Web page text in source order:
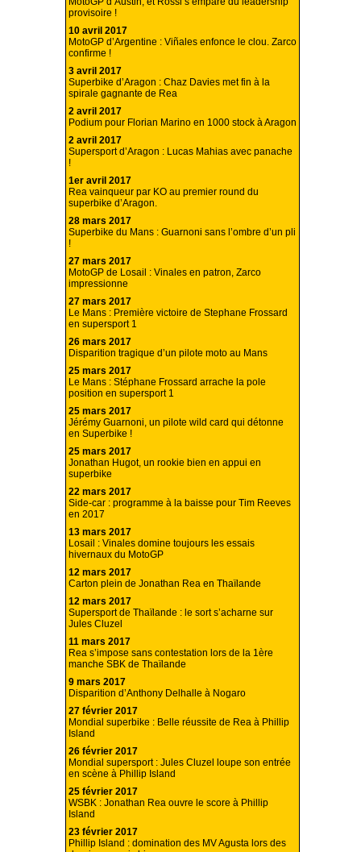
provisoire !
10 avril 2017
MotoGP d’Argentine : Viñales enfonce le clou. Zarco
confirme !
3 avril 2017
Superbike d’Aragon : Chaz Davies met fin à la
spirale gagnante de Rea
2 avril 2017
Podium pour Florian Marino en 1000 stock à Aragon
2 avril 2017
Supersport d’Aragon : Lucas Mahias avec panache
!
1er avril 2017
Rea vainqueur par KO au premier round du
superbike d’Aragon.
28 mars 2017
Superbike du Mans : Guarnoni sans l’ombre d’un pli
!
27 mars 2017
MotoGP de Losail : Vinales en patron, Zarco
impressionne
27 mars 2017
Le Mans : Première victoire de Stephane Frossard
en supersport 1
26 mars 2017
Disparition tragique d’un pilote moto au Mans
25 mars 2017
Le Mans : Stéphane Frossard arrache la pole
position en supersport 1
25 mars 2017
Jérémy Guarnoni, un pilote wild card qui détonne
en Superbike !
25 mars 2017
Jonathan Hugot, un rookie bien en appui en
superbike
22 mars 2017
Side-car : programme à la baisse pour Tim Reeves
en 2017
13 mars 2017
Losail : Vinales domine toujours les essais
hivernaux du MotoGP
12 mars 2017
Carton plein de Jonathan Rea en Thaïlande
12 mars 2017
Supersport de Thaïlande : le sort s’acharne sur
Jules Cluzel
11 mars 2017
Rea s’impose sans contestation lors de la 1ère
manche SBK de Thaïlande
9 mars 2017
Disparition d’Anthony Delhalle à Nogaro
27 février 2017
Mondial superbike : Belle réussite de Rea à Phillip
Island
26 février 2017
Mondial supersport : Jules Cluzel loupe son entrée
en scène à Phillip Island
25 février 2017
WSBK : Jonathan Rea ouvre le score à Phillip
Island
23 février 2017
Phillip Island : domination des MV Agusta lors des